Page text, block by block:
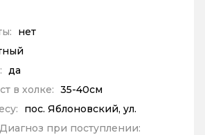
нет
да
в холке: 35-40см
пос. Яблоновский, ул.
Диагноз при поступлении: